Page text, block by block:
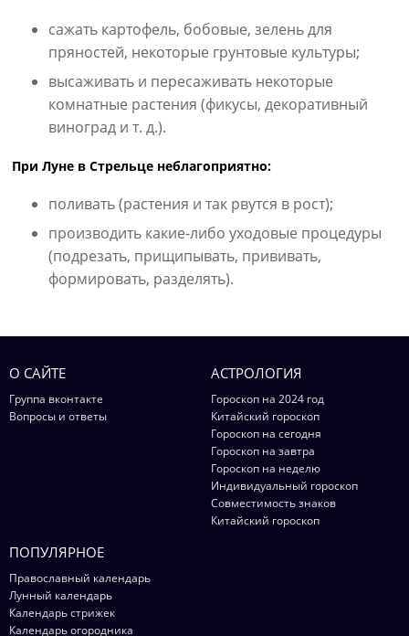
сажать картофель, бобовые, зелень для
пряностей, некоторые грунтовые культуры;
высаживать и пересаживать некоторые
комнатные растения (фикусы, декоративный
виноград и т. д.).
При Луне в Стрельце неблагоприятно:
поливать (растения и так рвутся в рост);
производить какие-либо уходовые процедуры
(подрезать, прищипывать, прививать,
формировать, разделять).
О САЙТЕ
Группа вконтакте
Вопросы и ответы
АСТРОЛОГИЯ
Гороскоп на 2024 год
Китайский гороскоп
Гороскоп на сегодня
Гороскоп на завтра
Гороскоп на неделю
Индивидуальный гороскоп
Совместимость знаков
Китайский гороскоп
ПОПУЛЯРНОЕ
Православный календарь
Лунный календарь
Календарь стрижек
Календарь огородника